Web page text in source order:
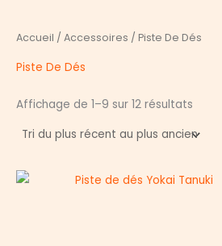
Accueil / Accessoires / Piste De Dés
Piste De Dés
Affichage de 1–9 sur 12 résultats
récent